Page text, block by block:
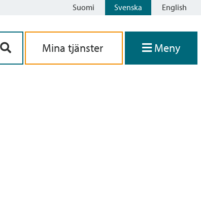
Suomi Svenska English
Mina tjänster Meny